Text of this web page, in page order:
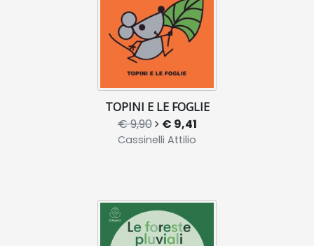
TOPINI E LE FOGLIE
€ 9,90 € 9,41
Cassinelli Attilio